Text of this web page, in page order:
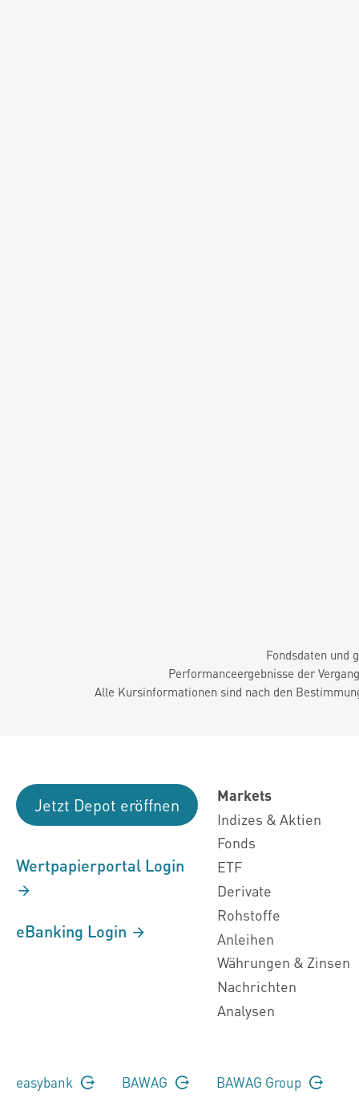
Fondsdaten und
Performanceergebnisse der
Alle Kursinformationen sind nach den
Jetzt Depot eröffnen
Wertpapierportal Login
eBanking Login
Markets
Indizes & Aktien
Fonds
ETF
Derivate
Rohstoffe
Anleihen
Währungen & Zinsen
Nachrichten
Analysen
easybank BAWAG BAWAG Group